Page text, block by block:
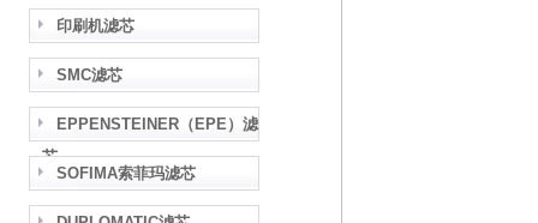
印刷机滤芯
SMC滤芯
EPPENSTEINER（EPE）滤
芯
SOFIMA索菲玛滤芯